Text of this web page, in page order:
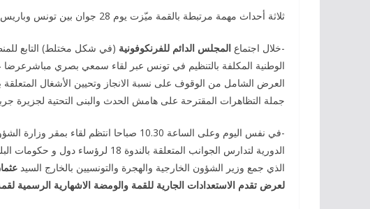
ثلاثة أحداث مهمة مرتبطة بالقمة ميّزت يوم 28 جوان بين تونس وباريس
-خلال اجتماع المجلس الدائم للفرنكوفونية (في شكل مختلط) التابع
الوطنية المكلفة بالتنظيم في تونس عبر لقاء سمعي بصري مباشرعرضا
العرض الشامل من الوقوف على نسبة الانجاز وتحيين الأشغال
جملة التظاهرات المقترحة على هامش الحدث والبنى التحتية لجزيرة
-في نفس اليوم وعلى الساعة 10.30 صباحا
الدورية لتدارس الجوانب المتعلقة بالندوة 18 لرؤساء دول و حكومات البلدان التى تشترك في استعمال اللغة الفرنسية. وكان
الذي جمع وزير الشؤون الخارجية والهجرة والتونسيين بالخارج السيد
لعرض تقدم الاستعدادات الجارية للقمة والومضة الاشهارية الرسمية